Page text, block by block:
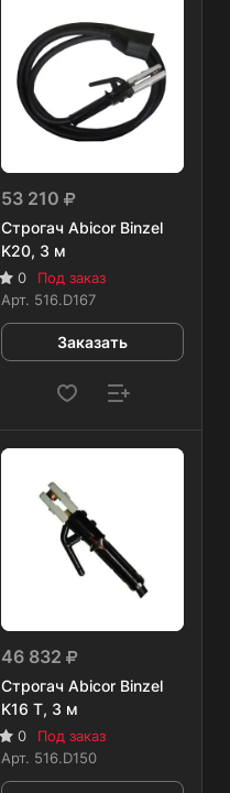
53 210
Строгач Abicor Binzel
K20, 3 м
0
Под заказ
Арт. 516.D167
Заказать
46 832
Строгач Abicor Binzel
K16 T, 3 м
0
Под заказ
Арт. 516.D150